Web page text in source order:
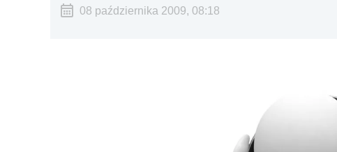
08 października 2009, 08:18